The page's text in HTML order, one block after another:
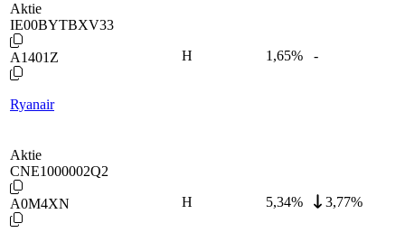
Aktie
IE00BYTBXV33
A1401Z
Ryanair
H 1,65% -
Aktie
CNE1000002Q2
A0M4XN H 5,34% 3,77%